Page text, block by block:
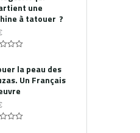
une
à tatouer ?
la peau des
Un Français